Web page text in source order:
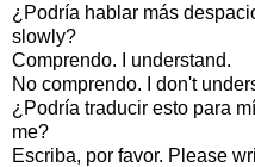
¿Podría hablar más
slowly?
Comprendo. I understand.
No comprendo. I don't
¿Podría traducir esto para
me?
Escriba, por favor. Please